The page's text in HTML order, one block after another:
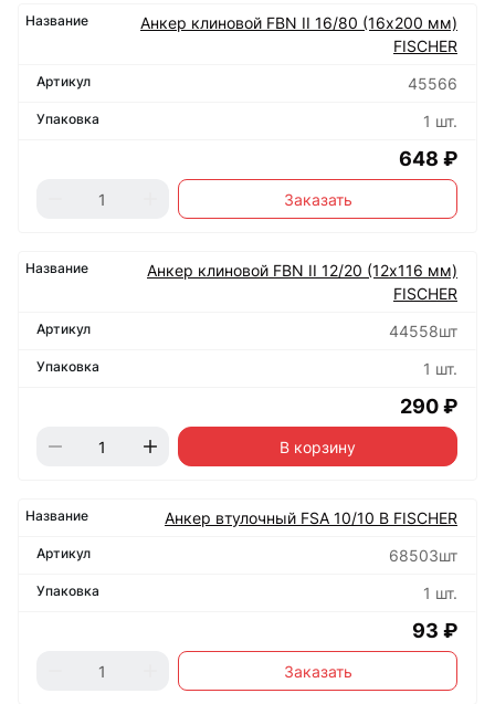
Анкер клиновой FBN II 16/80 (16х200 мм)
FISCHER
45566
1 шт.
648 ₽
Заказать
Анкер клиновой FBN II 12/20 (12х116 мм)
FISCHER
44558шт
1 шт.
290 ₽
В корзину
Анкер втулочный FSA 10/10 B FISCHER
68503шт
1 шт.
93 ₽
Заказать